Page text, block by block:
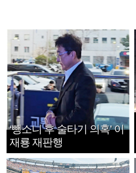
‘뺑소니 후 술타기 의혹’ 이
재룡 재판행